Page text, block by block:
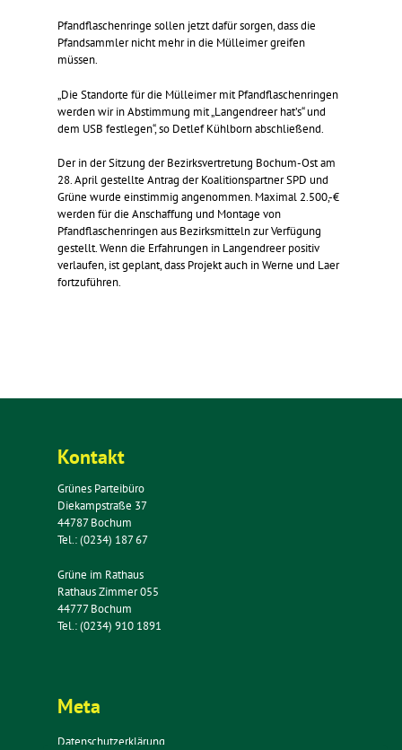
Pfandflaschenringe sollen jetzt dafür sorgen, dass die
Pfandsammler nicht mehr in die Mülleimer greifen
müssen.
„Die Standorte für die Mülleimer mit Pfandflaschenringen
werden wir in Abstimmung mit „Langendreer hat’s“ und
dem USB festlegen“, so Detlef Kühlborn abschließend.
Der in der Sitzung der Bezirksvertretung Bochum-Ost am
28. April gestellte Antrag der Koalitionspartner SPD und
Grüne wurde einstimmig angenommen. Maximal 2.500,-€
werden für die Anschaffung und Montage von
Pfandflaschenringen aus Bezirksmitteln zur Verfügung
gestellt. Wenn die Erfahrungen in Langendreer positiv
verlaufen, ist geplant, dass Projekt auch in Werne und Laer
fortzuführen.
Kontakt
Grünes Parteibüro
Diekampstraße 37
44787 Bochum
Tel.: (0234) 187 67
Grüne im Rathaus
Rathaus Zimmer 055
44777 Bochum
Tel.: (0234) 910 1891
Meta
Datenschutzerklärung